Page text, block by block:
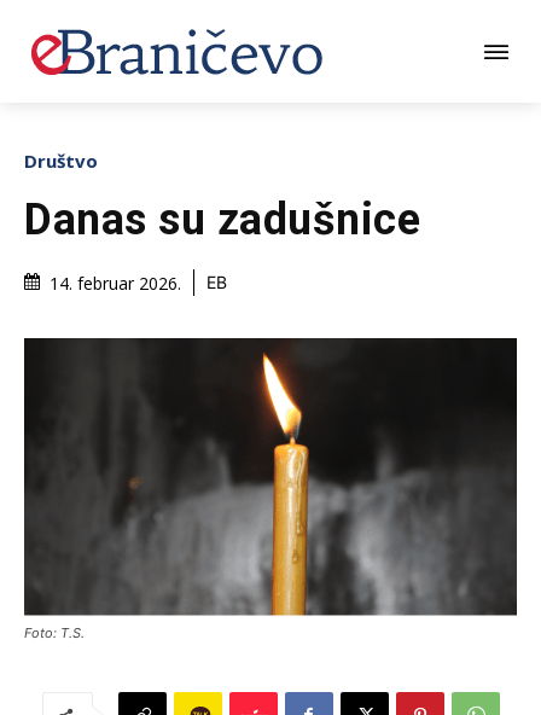
Društvo
Danas su zadušnice
14. februar 2026. EB
Foto: T.S.